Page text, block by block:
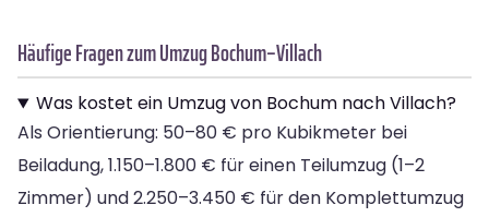
Häufige Fragen zum Umzug Bochum–Villach
Was kostet ein Umzug von Bochum nach Villach?
Als Orientierung: 50–80 € pro Kubikmeter bei
Beiladung, 1.150–1.800 € für einen Teilumzug (1–2
Zimmer) und 2.250–3.450 € für den Komplettumzug